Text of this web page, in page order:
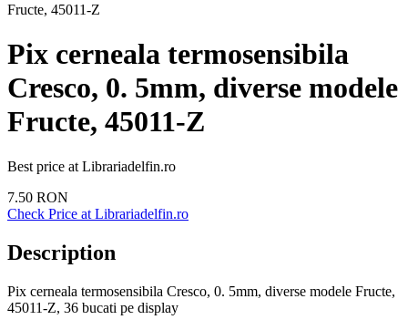
Pix cerneala termosensibila
Cresco, 0. 5mm, diverse modele
Fructe, 45011-Z
Best price at Librariadelfin.ro
7.50 RON
Check Price at Librariadelfin.ro
Description
Pix cerneala termosensibila Cresco, 0. 5mm, diverse modele Fructe,
45011-Z, 36 bucati pe display